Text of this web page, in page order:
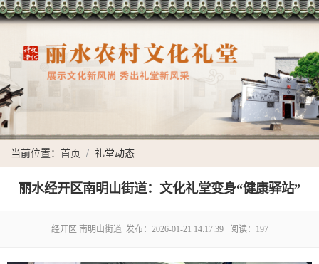
当前位置： 首页 礼堂动态
丽水经开区南明山街道：文化礼堂变身“健康驿站”
经开区 南明山街道 发布：2026-01-21 14:17:39 阅读：197